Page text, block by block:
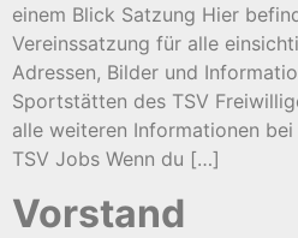
einem Blick Satzung Hier
Vereinssatzung für alle
Adressen, Bilder und
Sportstätten des TSV
alle weiteren Informationen
TSV Jobs Wenn du […]
Vorstand